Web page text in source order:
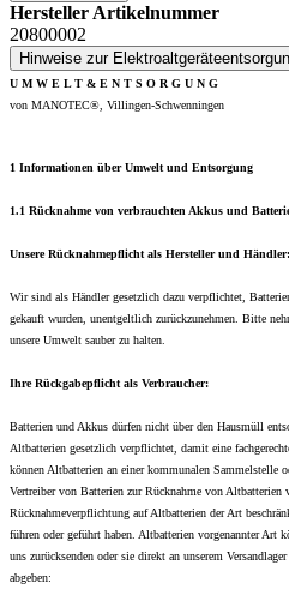
Hersteller Artikelnummer
20800002
Hinweise zur
U M W E L T & E N T S O R G U N G
von MANOTEC®, Villingen-Schwenningen
1 Informationen über Umwelt und Entsorgung
1.1 Rücknahme von verbrauchten Akkus und
Unsere Rücknahmepflicht als Hersteller und Händler:
Wir sind als Händler gesetzlich dazu verpflichtet,
gekauft wurden, unentgeltlich zurückzunehmen. Bitte
unsere Umwelt sauber zu halten.
Ihre Rückgabepflicht als Verbraucher:
Batterien und Akkus dürfen nicht über den Hausmüll
Altbatterien gesetzlich verpflichtet, damit eine
können Altbatterien an einer kommunalen Sammelstelle
Vertreiber von Batterien zur Rücknahme von Altbatterien
Rücknahmeverpflichtung auf Altbatterien der Art
führen oder geführt haben. Altbatterien vorgenannter Art
uns zurücksenden oder sie direkt an unserem
abgeben: